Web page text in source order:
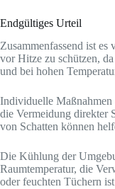
Endgültiges Urteil
Zusammenfassend ist es
vor Hitze zu schützen,
und bei hohen
Individuelle
die Vermeidung direkter
von Schatten können
Die Kühlung der
Raumtemperatur, die
oder feuchten Tüchern